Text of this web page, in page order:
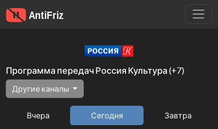
Программа передач Россия Культура (+7)
Другие каналы
Вчера Сегодня Завтра